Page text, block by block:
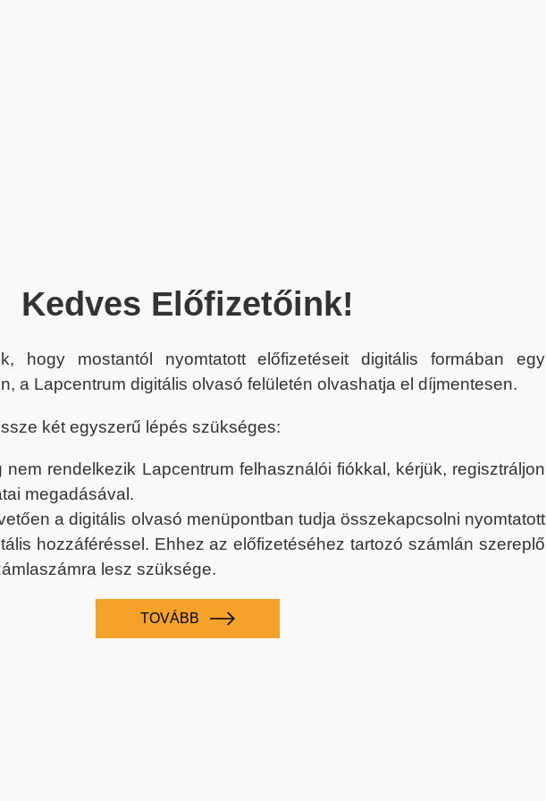
Kedves Előfizetőink!
hogy mostantól nyomtatott előfizetéseit digitális formában egy
a Lapcentrum digitális olvasó felületén olvashatja el díjmentesen.
két egyszerű lépés szükséges:
nem rendelkezik Lapcentrum felhasználói fiókkal, kérjük, regisztráljon
megadásával.
a digitális olvasó menüpontban tudja összekapcsolni nyomtatott
hozzáféréssel. Ehhez az előfizetéséhez tartozó számlán szereplő
lesz szüksége.
TOVÁBB